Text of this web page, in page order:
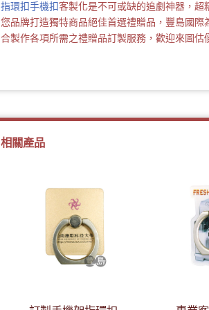
指環扣手機扣客製化是不可或缺的追劇神器，
您品牌打造獨特商品絕佳首選禮贈品，豐島國際
合製作各項所需之禮贈品訂製服務，歡迎來圖估
相關產品